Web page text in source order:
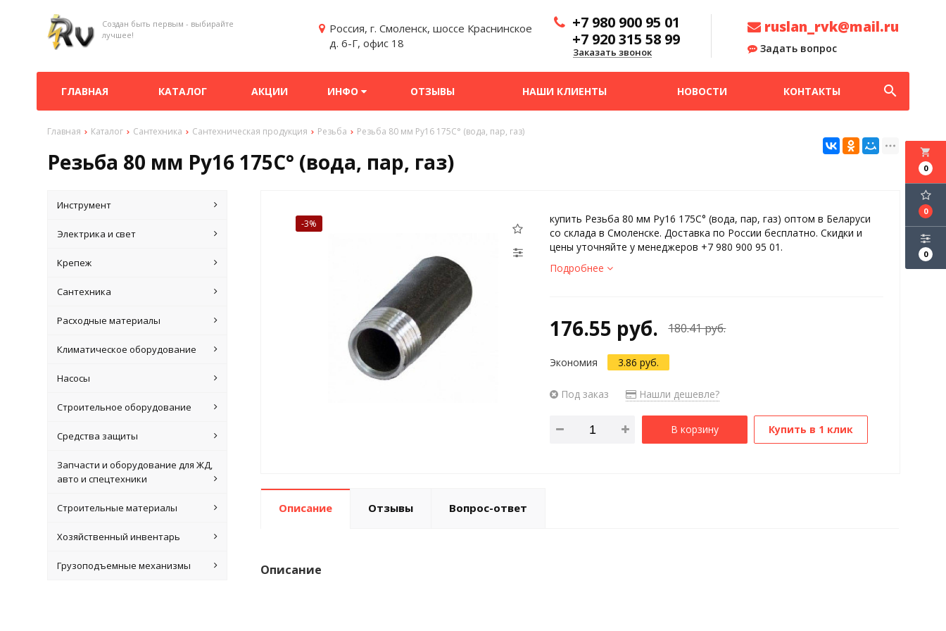
Создан быть первым - выбирайте
лучшее!
Россия, г. Смоленск, шоссе Краснинское
д. 6-Г, офис 18
+7 980 900 95 01
+7 920 315 58 99
Заказать звонок
ruslan_rvk@mail.ru
Задать вопрос
ГЛАВНАЯ КАТАЛОГ АКЦИИ ИНФО ОТЗЫВЫ НАШИ КЛИЕНТЫ НОВОСТИ КОНТАКТЫ search
Главная Каталог Сантехника Сантехническая продукция Резьба Резьба 80 мм Ру16 175С° (вода, пар, газ)
Резьба 80 мм Ру16 175С° (вода, пар, газ) local_grocery_store
0
0
0
Инструмент
Электрика и свет
Крепеж
Сантехника
Расходные материалы
Климатическое оборудование
Насосы
Строительное оборудование
Средства защиты
Запчасти и оборудование для ЖД,
авто и спецтехники
Строительные материалы
Хозяйственный инвентарь
Грузоподъемные механизмы
-3%
купить Резьба 80 мм Ру16 175С° (вода, пар, газ) оптом в Беларуси
со склада в Смоленске. Доставка по России бесплатно. Скидки и
цены уточняйте у менеджеров +7 980 900 95 01.
Подробнее
176.55 руб. 180.41 руб.
Экономия 3.86 руб.
Под заказ Нашли дешевле?
В корзину Купить в 1 клик
Описание Отзывы Вопрос-ответ
Описание